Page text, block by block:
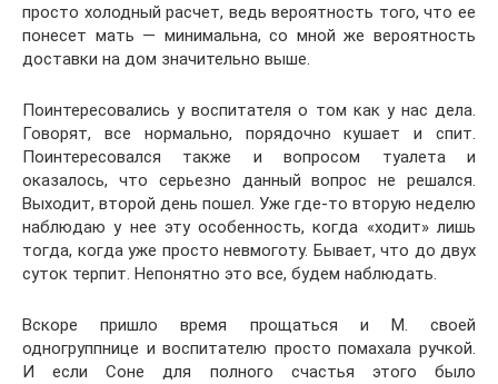
просто холодный расчет, ведь вероятность того, что ее
понесет мать — минимальна, со мной же вероятность
доставки на дом значительно выше.
Поинтересовались у воспитателя о том как у нас дела.
Говорят, все нормально, порядочно кушает и спит.
Поинтересовался также и вопросом туалета и
оказалось, что серьезно данный вопрос не решался.
Выходит, второй день пошел. Уже где-то вторую неделю
наблюдаю у нее эту особенность, когда «ходит» лишь
тогда, когда уже просто невмоготу. Бывает, что до двух
суток терпит. Непонятно это все, будем наблюдать.
Вскоре пришло время прощаться и М. своей
одногруппнице и воспитателю просто помахала ручкой.
И если Соне для полного счастья этого было